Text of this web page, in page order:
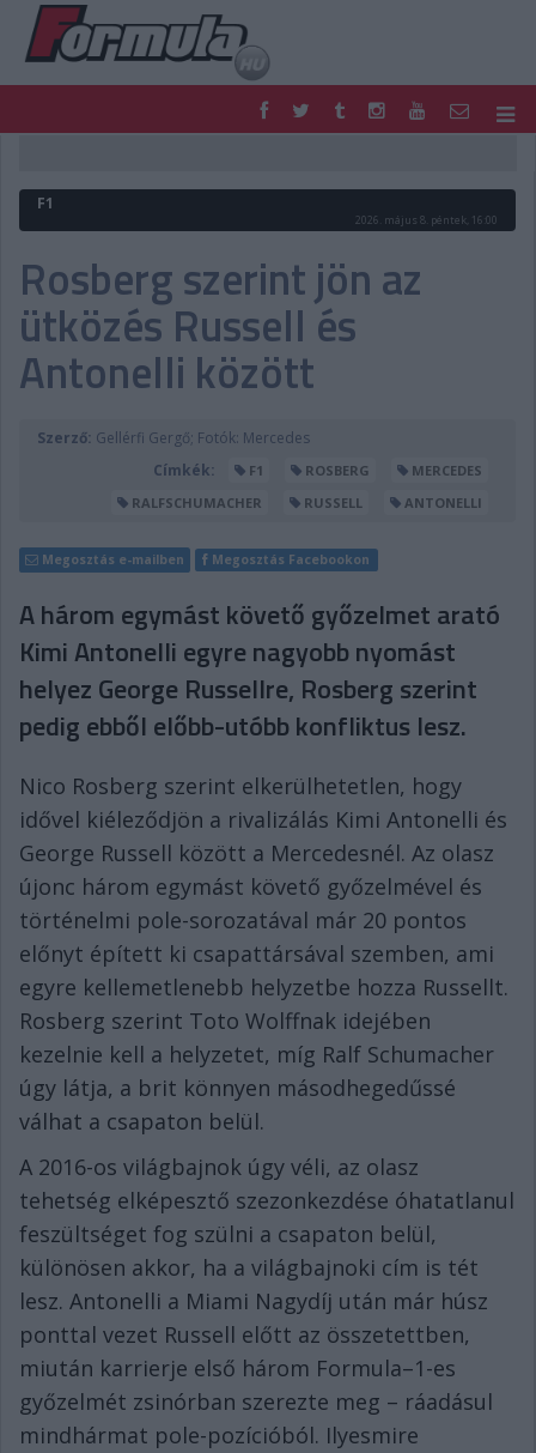
FORMULA
MOTOR
PODCAST
SHOP
LIVE
TIPPJÁTÉK
DIGITÁLIS MAGAZIN
PONTÁLLÁSOK
VERSENYNAPTÁRAK
F1
2026. május 8. péntek, 16:00
Rosberg szerint jön az
ütközés Russell és
Antonelli között
Szerző: Gellérfi Gergő; Fotók: Mercedes
Címkék:
F1 ROSBERG
MERCEDES
RALFSCHUMACHER
RUSSELL ANTONELLI
Megosztás e-mailben Megosztás Facebookon
A három egymást követő győzelmet arató
Kimi Antonelli egyre nagyobb nyomást
helyez George Russellre, Rosberg szerint
pedig ebből előbb-utóbb konfliktus lesz.
Nico Rosberg szerint elkerülhetetlen, hogy
idővel kiéleződjön a rivalizálás Kimi Antonelli és
George Russell között a Mercedesnél. Az olasz
újonc három egymást követő győzelmével és
történelmi pole-sorozatával már 20 pontos
előnyt épített ki csapattársával szemben, ami
egyre kellemetlenebb helyzetbe hozza Russellt.
Rosberg szerint Toto Wolffnak idejében
kezelnie kell a helyzetet, míg Ralf Schumacher
úgy látja, a brit könnyen másodhegedűssé
válhat a csapaton belül.
A 2016-os világbajnok úgy véli, az olasz
tehetség elképesztő szezonkezdése óhatatlanul
feszültséget fog szülni a csapaton belül,
különösen akkor, ha a világbajnoki cím is tét
lesz. Antonelli a Miami Nagydíj után már húsz
ponttal vezet Russell előtt az összetettben,
miután karrierje első három Formula–1-es
győzelmét zsinórban szerezte meg – ráadásul
mindhármat pole-pozícióból. Ilyesmire